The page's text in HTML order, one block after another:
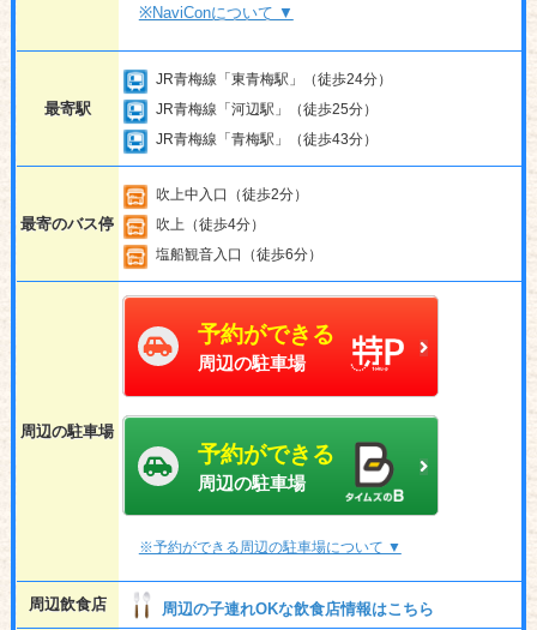
※NaviConについて ▼
最寄駅
JR青梅線「東青梅駅」（徒歩24分）
JR青梅線「河辺駅」（徒歩25分）
JR青梅線「青梅駅」（徒歩43分）
最寄のバス停
吹上中入口（徒歩2分）
吹上（徒歩4分）
塩船観音入口（徒歩6分）
周辺の駐車場
予約ができる
周辺の駐車場
予約ができる
周辺の駐車場
※予約ができる周辺の駐車場について ▼
周辺飲食店 周辺の子連れOKな飲食店情報はこちら